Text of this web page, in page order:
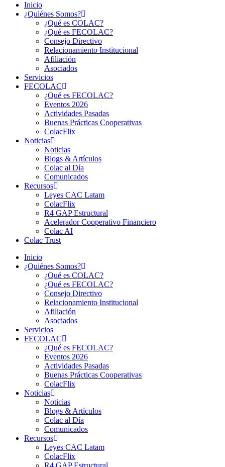
Inicio
¿Quiénes Somos?
¿Qué es COLAC?
¿Qué es FECOLAC?
Consejo Directivo
Relacionamiento Institucional
Afiliación
Asociados
Servicios
FECOLAC
¿Qué es FECOLAC?
Eventos 2026
Actividades Pasadas
Buenas Prácticas Cooperativas
ColacFlix
Noticias
Noticias
Blogs & Artículos
Colac al Día
Comunicados
Recursos
Leyes CAC Latam
ColacFlix
R4 GAP Estructural
Acelerador Cooperativo Financiero
Colac AI
Colac Trust
Inicio
¿Quiénes Somos?
¿Qué es COLAC?
¿Qué es FECOLAC?
Consejo Directivo
Relacionamiento Institucional
Afiliación
Asociados
Servicios
FECOLAC
¿Qué es FECOLAC?
Eventos 2026
Actividades Pasadas
Buenas Prácticas Cooperativas
ColacFlix
Noticias
Noticias
Blogs & Artículos
Colac al Día
Comunicados
Recursos
Leyes CAC Latam
ColacFlix
R4 GAP Estructural